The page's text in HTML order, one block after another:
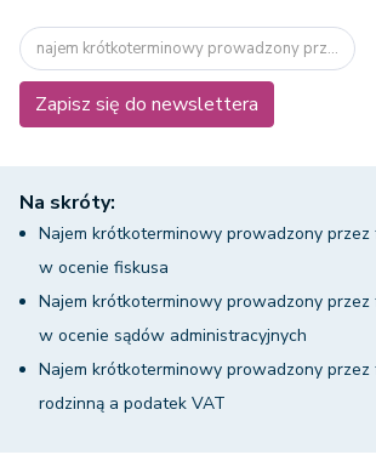
najem krótkoterminowy prowadzony prz...
Zapisz się do newslettera
Na skróty:
Najem krótkoterminowy prowadzony przez
w ocenie fiskusa
Najem krótkoterminowy prowadzony przez
w ocenie sądów administracyjnych
Najem krótkoterminowy prowadzony przez
rodzinną a podatek VAT